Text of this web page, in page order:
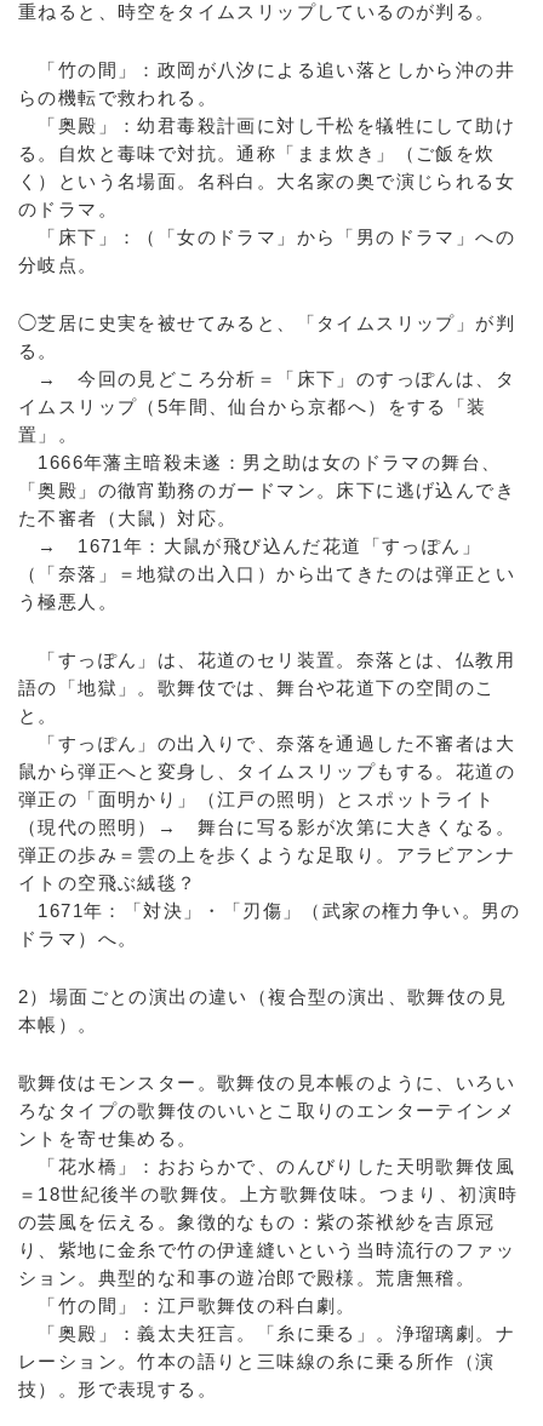
重ねると、時空をタイムスリップしているのが判る。
「竹の間」：政岡が八汐による追い落としから沖の井
らの機転で救われる。
「奥殿」：幼君毒殺計画に対し千松を犠牲にして助け
る。自炊と毒味で対抗。通称「まま炊き」（ご飯を炊
く）という名場面。名科白。大名家の奥で演じられる女
のドラマ。
「床下」：（「女のドラマ」から「男のドラマ」への
分岐点。
◯芝居に史実を被せてみると、「タイムスリップ」が判
る。
→ 今回の見どころ分析＝「床下」のすっぽんは、タ
イムスリップ（5年間、仙台から京都へ）をする「装
置」。
1666年藩主暗殺未遂：男之助は女のドラマの舞台、
「奥殿」の徹宵勤務のガードマン。床下に逃げ込んでき
た不審者（大鼠）対応。
→ 1671年：大鼠が飛び込んだ花道「すっぽん」
（「奈落」＝地獄の出入口）から出てきたのは弾正とい
う極悪人。
「すっぽん」は、花道のセリ装置。奈落とは、仏教用
語の「地獄」。歌舞伎では、舞台や花道下の空間のこ
と。
「すっぽん」の出入りで、奈落を通過した不審者は大
鼠から弾正へと変身し、タイムスリップもする。花道の
弾正の「面明かり」（江戸の照明）とスポットライト
（現代の照明）→ 舞台に写る影が次第に大きくなる。
弾正の歩み＝雲の上を歩くような足取り。アラビアンナ
イトの空飛ぶ絨毯？
1671年：「対決」・「刃傷」（武家の権力争い。男の
ドラマ）へ。
2）場面ごとの演出の違い（複合型の演出、歌舞伎の見
本帳）。
歌舞伎はモンスター。歌舞伎の見本帳のように、いろい
ろなタイプの歌舞伎のいいとこ取りのエンターテインメ
ントを寄せ集める。
「花水橋」：おおらかで、のんびりした天明歌舞伎風
＝18世紀後半の歌舞伎。上方歌舞伎味。つまり、初演時
の芸風を伝える。象徴的なもの：紫の茶袱紗を吉原冠
り、紫地に金糸で竹の伊達縫いという当時流行のファッ
ション。典型的な和事の遊冶郎で殿様。荒唐無稽。
「竹の間」：江戸歌舞伎の科白劇。
「奥殿」：義太夫狂言。「糸に乗る」。浄瑠璃劇。ナ
レーション。竹本の語りと三味線の糸に乗る所作（演
技）。形で表現する。